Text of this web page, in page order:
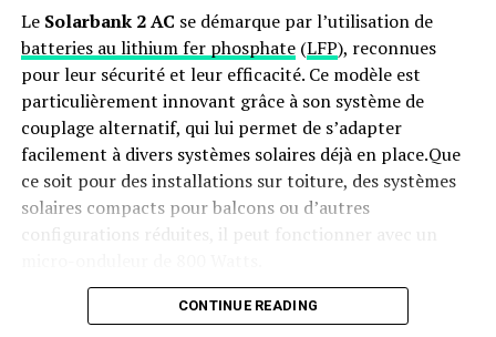
Le Solarbank 2 AC se démarque par l’utilisation de
batteries au lithium fer phosphate(LFP), reconnues
pour leur sécurité et leur efficacité. Ce modèle est
particulièrement innovant grâce à son système de
couplage alternatif, qui lui permet de s’adapter
facilement à divers systèmes solaires déjà en place.Que
ce soit pour des installations sur toiture, des systèmes
solaires compacts pour balcons ou d’autres
configurations réduites, il peut fonctionner avec un
Capacité et flexibilité Énergétique
CONTINUE READING